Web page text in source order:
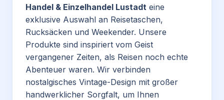
Handel & Einzelhandel Lustadt eine
exklusive Auswahl an Reisetaschen,
Rucksäcken und Weekender. Unsere
Produkte sind inspiriert vom Geist
vergangener Zeiten, als Reisen noch echte
Abenteuer waren. Wir verbinden
nostalgisches Vintage-Design mit großer
handwerklicher Sorgfalt, um Ihnen